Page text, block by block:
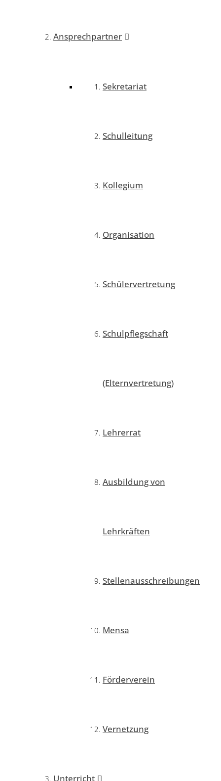
Ansprechpartner
Sekretariat
Schulleitung
Kollegium
Organisation
Schülervertretung
Schulpflegschaft
(Elternvertretung)
Lehrerrat
Ausbildung von
Lehrkräften
Stellenausschreibungen
Mensa
Förderverein
Vernetzung
Unterricht